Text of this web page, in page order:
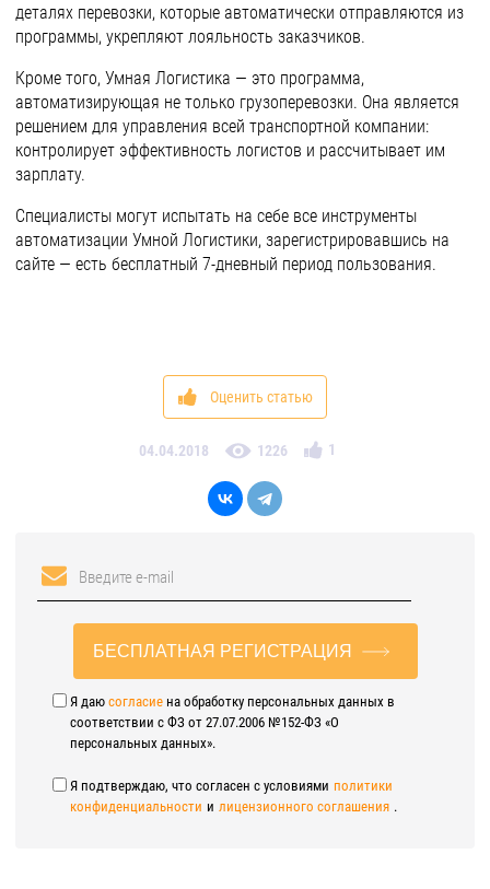
деталях перевозки, которые автоматически отправляются из
программы, укрепляют лояльность заказчиков.
Кроме того, Умная Логистика — это программа,
автоматизирующая не только грузоперевозки. Она является
решением для управления всей транспортной компании:
контролирует эффективность логистов и рассчитывает им
зарплату.
Специалисты могут испытать на себе все инструменты
автоматизации Умной Логистики, зарегистрировавшись на
сайте — есть бесплатный 7-дневный период пользования.
Оценить статью
04.04.2018 1226 1
БЕСПЛАТНАЯ РЕГИСТРАЦИЯ
Я даю согласие на обработку персональных данных в
соответствии с ФЗ от 27.07.2006 №152-ФЗ «О
персональных данных».
Я подтверждаю, что согласен с условиями политики
конфиденциальности и лицензионного соглашения .